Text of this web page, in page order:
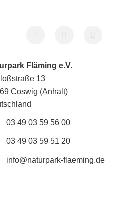
Fläming e.V.
13
Coswig (Anhalt)
03 49 03 59 56 00
03 49 03 59 51 20
info@naturpark-flaeming.de